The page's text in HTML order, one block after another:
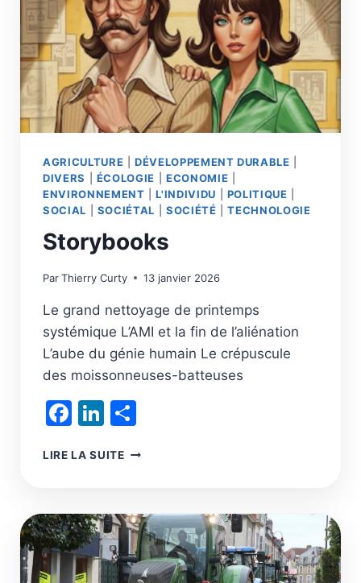
AGRICULTURE |DÉVELOPPEMENT DURABLE
DIVERS
ÉCOLOGIE ECONOMIE
ENVIRONNEMENT |L'INDIVIDU POLITIQUE
SOCIAL
SOCIÉTAL SOCIÉTÉ |TECHNOLOGIE
Storybooks
ParThierry Curty 13 janvier 2026
Le grand nettoyage de printemps
systémique L’AMI et la fin de l’aliénation
L’aube du génie humain Le crépuscule
des moissonneuses-batteuses
Facebook
LinkedIn
LIRE LA SUITESTORYBOOKS